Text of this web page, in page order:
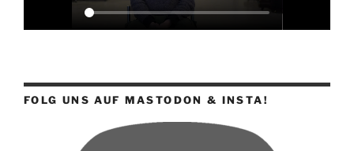
FOLG UNS AUF MASTODON & INSTA!